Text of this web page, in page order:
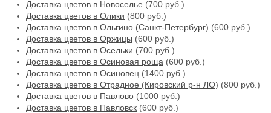
Доставка цветов в Новоселье (700 руб.)
Доставка цветов в Олики (800 руб.)
Доставка цветов в Ольгино (Санкт-Петербург) (600 руб.)
Доставка цветов в Оржицы (600 руб.)
Доставка цветов в Осельки (700 руб.)
Доставка цветов в Осиновая роща (600 руб.)
Доставка цветов в Осиновец (1400 руб.)
Доставка цветов в Отрадное (Кировский р-н ЛО) (800 руб.)
Доставка цветов в Павлово (1000 руб.)
Доставка цветов в Павловск (600 руб.)